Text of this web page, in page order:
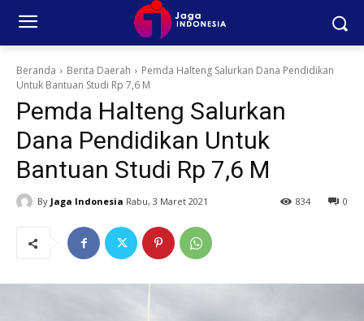
Beranda Berita Daerah
Pemda Halteng Salurkan Dana Pendidikan
Untuk Bantuan Studi Rp 7,6 M
Pemda Halteng Salurkan
Dana Pendidikan Untuk
Bantuan Studi Rp 7,6 M
By Jaga Indonesia Rabu, 3 Maret 2021 0
834